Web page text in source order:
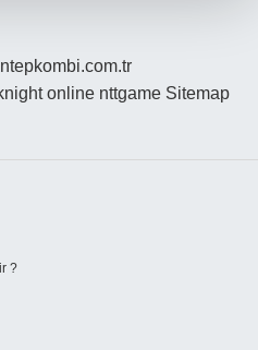
online nttgame Sitemap
?